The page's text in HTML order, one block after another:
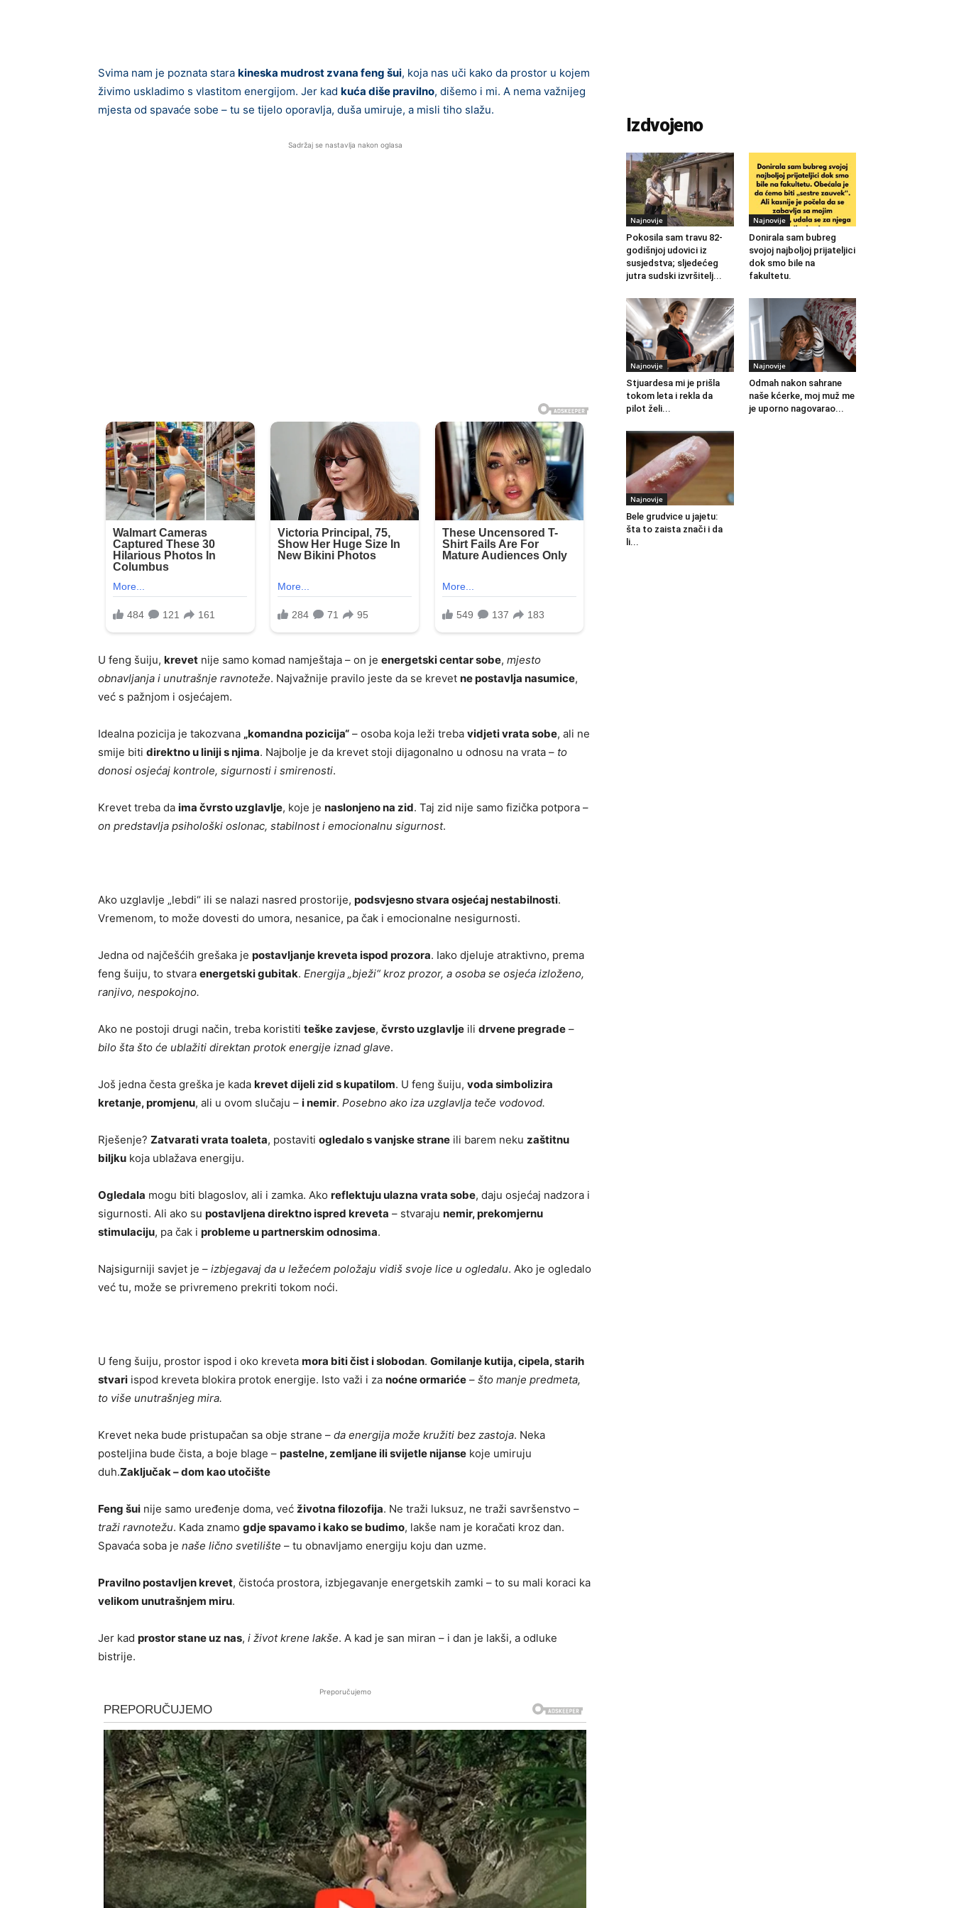
Svima nam je poznata stara kineska mudrost zvana feng šui, koja nas uči kako da prostor u kojem
živimo uskladimo s vlastitom energijom. Jer kad kuća diše pravilno, dišemo i mi. A nema važnijeg
mjesta od spavaće sobe – tu se tijelo oporavlja, duša umiruje, a misli tiho slažu.
Sadržaj se nastavlja nakon oglasa
U feng šuiju, krevet nije samo komad namještaja – on je energetski centar sobe, mjesto
obnavljanja i unutrašnje ravnoteže. Najvažnije pravilo jeste da se krevet ne postavlja nasumice,
već s pažnjom i osjećajem.
Idealna pozicija je takozvana „komandna pozicija“ – osoba koja leži treba vidjeti vrata sobe, ali ne
smije biti direktno u liniji s njima. Najbolje je da krevet stoji dijagonalno u odnosu na vrata – to
donosi osjećaj kontrole, sigurnosti i smirenosti.
Krevet treba da ima čvrsto uzglavlje, koje je naslonjeno na zid. Taj zid nije samo fizička potpora –
on predstavlja psihološki oslonac, stabilnost i emocionalnu sigurnost.
Ako uzglavlje „lebdi“ ili se nalazi nasred prostorije, podsvjesno stvara osjećaj nestabilnosti.
Vremenom, to može dovesti do umora, nesanice, pa čak i emocionalne nesigurnosti.
Jedna od najčešćih grešaka je postavljanje kreveta ispod prozora. Iako djeluje atraktivno, prema
feng šuiju, to stvara energetski gubitak. Energija „bježi“ kroz prozor, a osoba se osjeća izloženo,
ranjivo, nespokojno.
Ako ne postoji drugi način, treba koristiti teške zavjese, čvrsto uzglavlje ili drvene pregrade –
bilo šta što će ublažiti direktan protok energije iznad glave.
Još jedna česta greška je kada krevet dijeli zid s kupatilom. U feng šuiju, voda simbolizira
kretanje, promjenu, ali u ovom slučaju – i nemir. Posebno ako iza uzglavlja teče vodovod.
Rješenje? Zatvarati vrata toaleta, postaviti ogledalo s vanjske strane ili barem neku zaštitnu
biljku koja ublažava energiju.
Ogledala mogu biti blagoslov, ali i zamka. Ako reflektuju ulazna vrata sobe, daju osjećaj nadzora i
sigurnosti. Ali ako su postavljena direktno ispred kreveta – stvaraju nemir, prekomjernu
stimulaciju, pa čak i probleme u partnerskim odnosima.
Najsigurniji savjet je – izbjegavaj da u ležećem položaju vidiš svoje lice u ogledalu. Ako je ogledalo
već tu, može se privremeno prekriti tokom noći.
U feng šuiju, prostor ispod i oko kreveta mora biti čist i slobodan. Gomilanje kutija, cipela, starih
stvari ispod kreveta blokira protok energije. Isto važi i za noćne ormariće – što manje predmeta,
to više unutrašnjeg mira.
Krevet neka bude pristupačan sa obje strane – da energija može kružiti bez zastoja. Neka
posteljina bude čista, a boje blage – pastelne, zemljane ili svijetle nijanse koje umiruju
duh.Zaključak – dom kao utočište
Feng šui nije samo uređenje doma, već životna filozofija. Ne traži luksuz, ne traži savršenstvo –
traži ravnotežu. Kada znamo gdje spavamo i kako se budimo, lakše nam je koračati kroz dan.
Spavaća soba je naše lično svetilište – tu obnavljamo energiju koju dan uzme.
Pravilno postavljen krevet, čistoća prostora, izbjegavanje energetskih zamki – to su mali koraci ka
velikom unutrašnjem miru.
Jer kad prostor stane uz nas, i život krene lakše. A kad je san miran – i dan je lakši, a odluke
bistrije.
Preporučujemo
Izdvojeno
Najnovije
Pokosila sam travu 82-
godišnjoj udovici iz
susjedstva; sljedećeg
jutra sudski izvršitelj...
Najnovije
Donirala sam bubreg
svojoj najboljoj prijateljici
dok smo bile na
fakultetu.
Najnovije
Stjuardesa mi je prišla
tokom leta i rekla da
pilot želi...
Najnovije
Odmah nakon sahrane
naše kćerke, moj muž me
je uporno nagovarao...
Najnovije
Bele grudvice u jajetu:
šta to zaista znači i da
li...